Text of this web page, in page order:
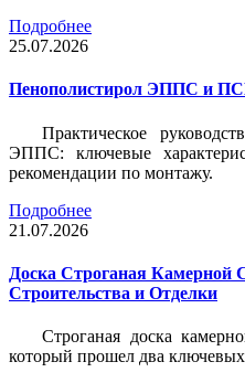
Подробнее
25.07.2026
Пенополистирол ЭППС и
Практическое
ЭППС: ключевые
рекомендации по монтажу.
Подробнее
21.07.2026
Доска Строганая Камерной
Строительства и Отделки
Строганая доска
который прошел два ключевых